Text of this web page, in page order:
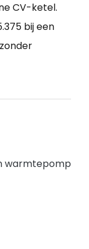
CV-ketel.
bij een
warmtepomp